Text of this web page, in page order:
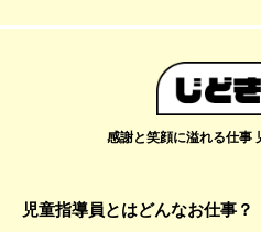
感謝と笑顔に溢れる仕事
児童指導員とはどんなお仕事？